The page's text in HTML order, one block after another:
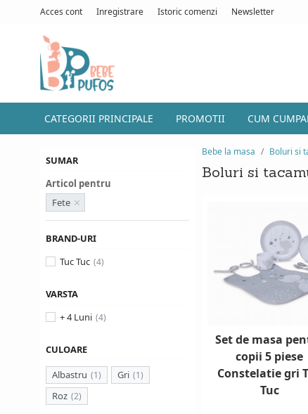
Acces cont Inregistrare Istoric comenzi Newsletter
CATEGORII PRINCIPALE PROMOTII CUM
SUMAR
Articol pentru
Fete
BRAND-URI
Tuc Tuc
VARSTA
+ 4 Luni
CULOARE
Albastru
Gri
Roz
Bebe la masa Boluri si
Boluri si
Set de masa
copii 5 piese
Constelatie gri
Tuc